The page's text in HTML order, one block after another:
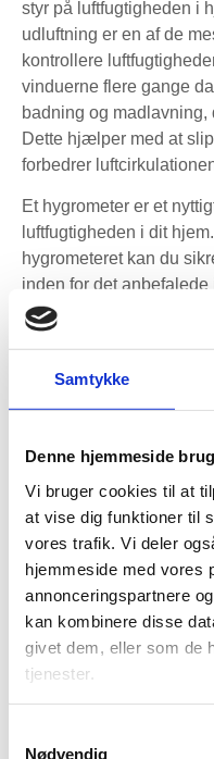
Samtykke
Denne hjemmeside
Vi bruger cookies til at
at vise dig funktioner til
vores trafik. Vi deler
hjemmeside med vores
annonceringspartnere
kan kombinere disse
givet dem, eller som de
tjenester.
Nødvendig
styr på luftfugtigheden i
udluftning er en af de
kontrollere
vinduerne flere gange
badning og madlavning,
Dette hjælper med at
forbedrer
Et hygrometer er et
luftfugtigheden i dit
hygrometeret kan du
inden for det
luftfugtigheden er for
investere i en affugter
hjælpe med at tilføre
luftfugtigheden
tøj indendørs, bør det
såsom et badeværelse
Alternativt kan man
vejret tillader det.
Temperaturstyring er
en passende
hjemmet mellem 20-22
med at holde
især vigtigt i